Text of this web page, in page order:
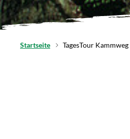
Startseite TagesTour